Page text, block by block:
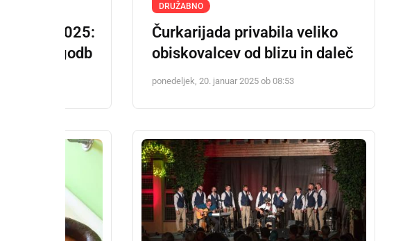
KogVin 2025:
zgodb
DRUŽABNO
Čurkarijada privabila veliko
obiskovalcev od blizu in daleč
ponedeljek, 20. januar 2025 ob 08:53